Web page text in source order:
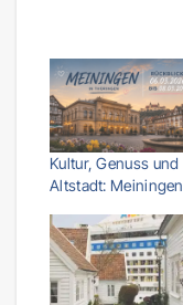
Kultur, Genuss und
Altstadt: Meiningen